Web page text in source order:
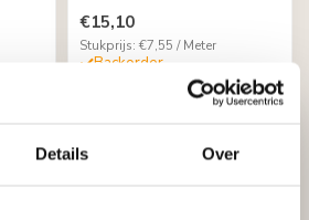
Details Over
€15,10
Stukprijs: €7,55 / Meter
Backorder